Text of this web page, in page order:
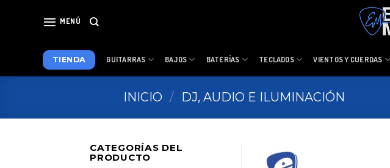
MENÚ
TIENDA GUITARRAS BAJOS BATERÍAS TECLADOS VIENTOS Y CUERDAS
INICIO / DJ, AUDIO E ILUMINACIÓN
CATEGORÍAS DEL
PRODUCTO